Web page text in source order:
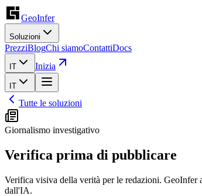
GeoInfer
Soluzioni
PrezziBlogChi siamoContattiDocs
IT Inizia
IT
Tutte le soluzioni
Giornalismo investigativo
Verifica prima di pubblicare
Verifica visiva della verità per le redazioni. GeoInfer
dall'IA.